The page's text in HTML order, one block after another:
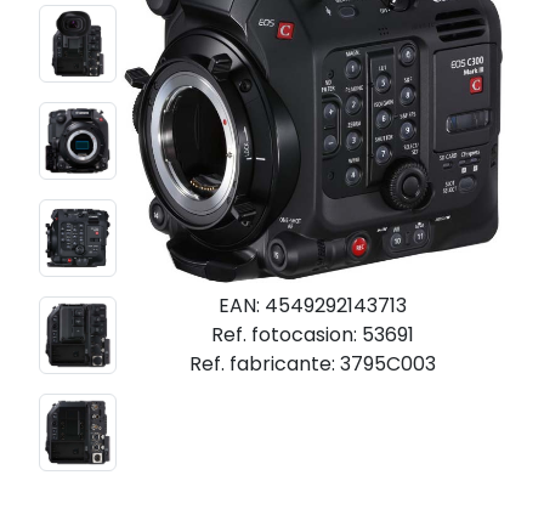
EAN: 4549292143713
Ref. fotocasion: 53691
Ref. fabricante: 3795C003